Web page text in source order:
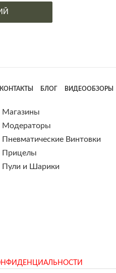
КОНТАКТЫ БЛОГ ВИДЕООБЗОРЫ
Магазины
Модераторы
Пневматические Винтовки
Прицелы
Пули и Шарики